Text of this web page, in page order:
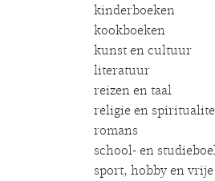
kinderboeken
kookboeken
kunst en cultuur
literatuur
reizen en taal
religie en
romans
school- en
sport, hobby en